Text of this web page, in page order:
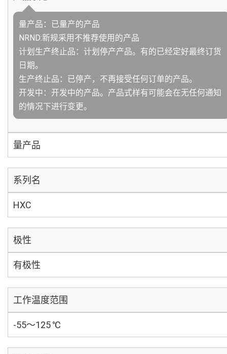
量产品：已量产的产品
NRND:新规采用不推荐使用的产品
计划生产终止品：计划停产产品。有的已经定好最终订货
日期。
生产终止品：已停产，不再接受任何订单的产品。
开发中：开发中的产品。产品式样有可能会在无任何通知
的情况下进行变更。
量产品
系列名
HXC
极性
有极性
工作温度范围
-55～125 ℃